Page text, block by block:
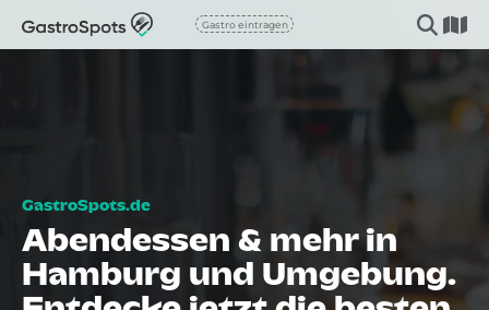
Gastro eintragen
Abendessen & mehr in
Hamburg und Umgebung.